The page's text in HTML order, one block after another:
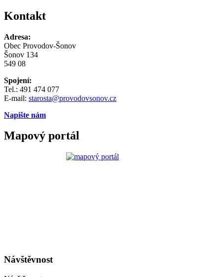
Kontakt
Adresa:
Obec Provodov-Šonov
Šonov 134
549 08
Spojení:
Tel.: 491 474 077
E-mail: starosta@provodovsonov.cz
Napište nám
Mapový portál
Návštěvnost